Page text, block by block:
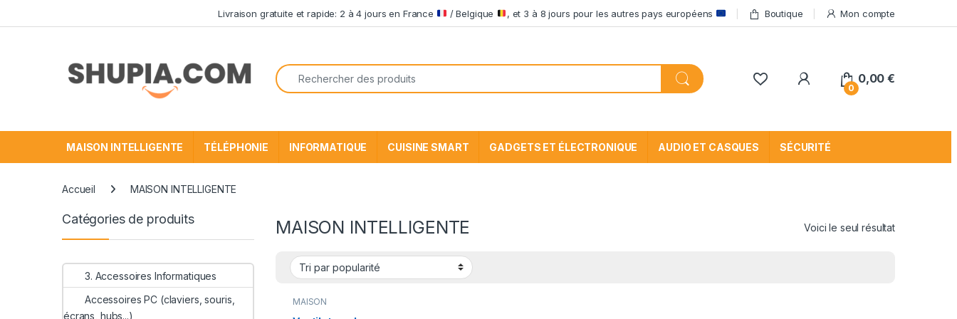
Livraison gratuite et rapide: 2 à 4 jours en France / Belgique , et 3 à 8 jours pour les autres pays européens Boutique Mon compte
Recherche pour:
My Account
0
0,00€
MAISON INTELLIGENTE TÉLÉPHONIE INFORMATIQUE CUISINE SMART GADGETS ET ÉLECTRONIQUE AUDIO ET CASQUES SÉCURITÉ
Accueil MAISON INTELLIGENTE
MAISON INTELLIGENTE Voici le seul résultat
MAISON
Catégories de produits
3. Accessoires Informatiques
Accessoires PC (claviers, souris,
écrans, hubs...)